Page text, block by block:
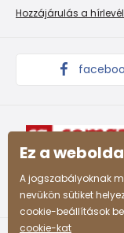
Áruk begyűjtése
Hozzájárulás a
Ez a
A jogszabályoknak
nevükön sütiket
cookie-beállítások
cookie-kat